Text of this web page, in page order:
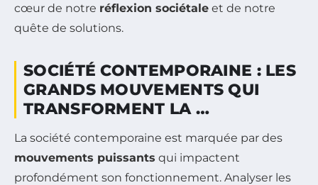
cœur de notre réflexion sociétale et de notre
quête de solutions.
SOCIÉTÉ CONTEMPORAINE : LES
GRANDS MOUVEMENTS QUI
TRANSFORMENT LA …
La société contemporaine est marquée par des
mouvements puissants qui impactent
profondément son fonctionnement. Analyser les